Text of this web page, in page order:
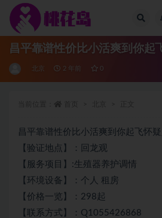
昌平靠谱性价比小活爽到你起
北京 2 年前 0
昌平靠谱性价比小活爽到你起飞怀疑
【验证地点】：回龙观
【服务项目】:生殖器养护调情
【环境设备】：个人 租房
【价格一览】：298起
【联系方式】：Q1055426868